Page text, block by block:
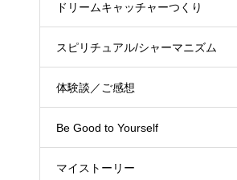
ドリームキャッチャーつくり
スピリチュアル/シャーマニズム
体験談／ご感想
Be Good to Yourself
マイストーリー